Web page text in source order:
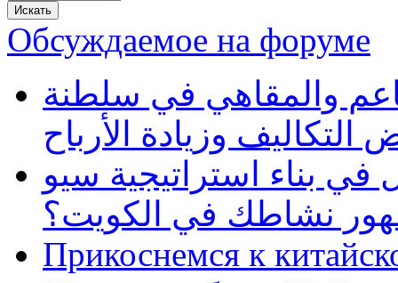
Обсуждаемое на форуме
والمقاهي في سلطنة
وزيادة الأرباح
بناء استراتيجية سيو
نشاطك في الكويت؟
Прикоснемся к